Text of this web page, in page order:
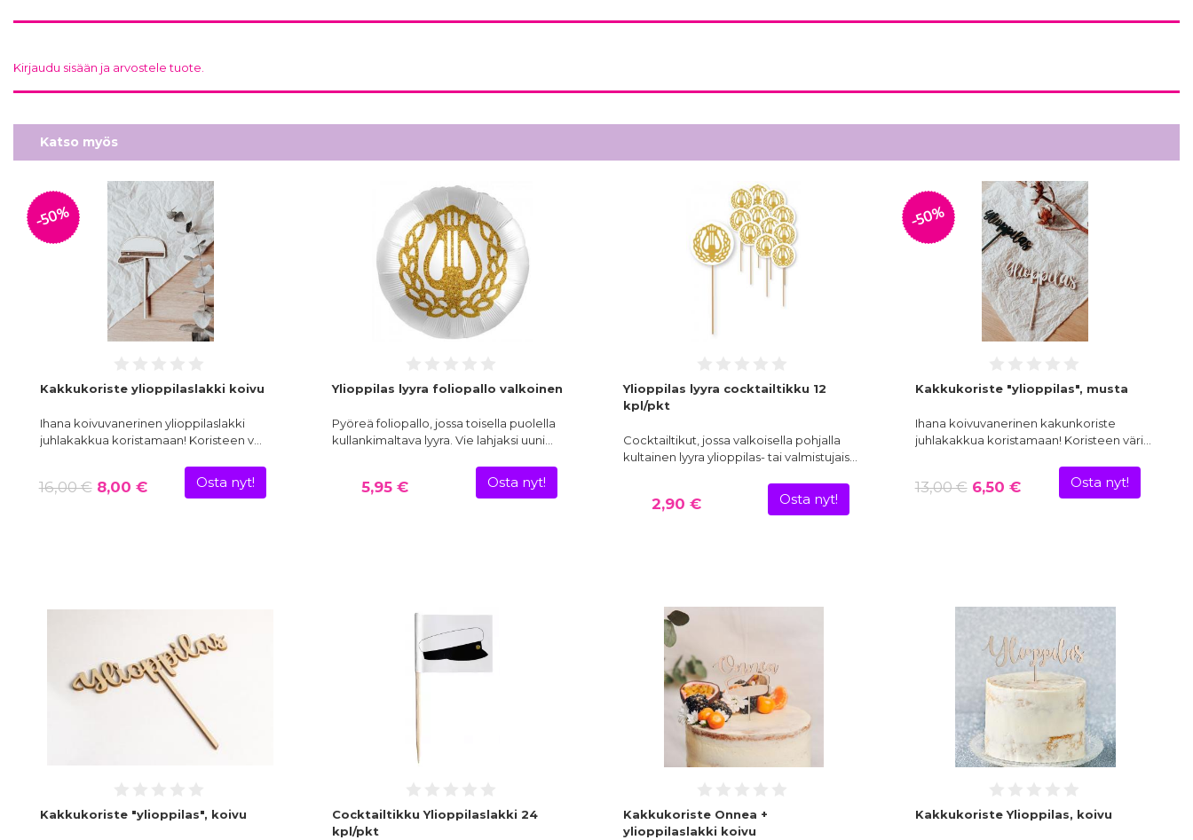
Kirjaudu sisään ja arvostele tuote.
Katso myös
-50%
Kakkukoriste ylioppilaslakki koivu
Ihana koivuvanerinen ylioppilaslakki
juhlakakkua koristamaan! Koristeen v…
16,00 €8,00 € Osta nyt!
Ylioppilas lyyra foliopallo valkoinen
Pyöreä foliopallo, jossa toisella puolella
kullankimaltava lyyra. Vie lahjaksi uuni…
5,95 € Osta nyt!
Ylioppilas lyyra cocktailtikku 12
kpl/pkt
Cocktailtikut, jossa valkoisella pohjalla
kultainen lyyra ylioppilas- tai valmistujais…
2,90 € Osta nyt!
-50%
Kakkukoriste "ylioppilas", musta
Ihana koivuvanerinen kakunkoriste
juhlakakkua koristamaan! Koristeen väri…
13,00 €6,50 € Osta nyt!
Kakkukoriste "ylioppilas", koivu
Cocktailtikku Ylioppilaslakki 24
kpl/pkt
Kakkukoriste Onnea +
ylioppilaslakki koivu
Kakkukoriste Ylioppilas, koivu